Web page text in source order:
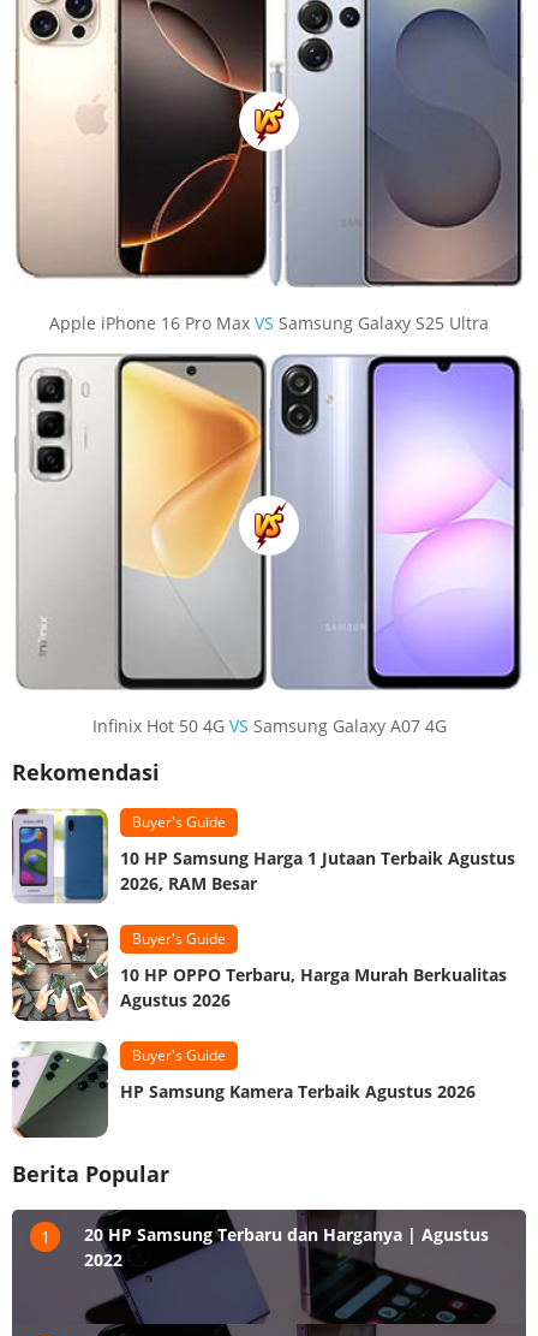
Apple iPhone 16 Pro Max VS Samsung Galaxy S25 Ultra
Infinix Hot 50 4G VS Samsung Galaxy A07 4G
Rekomendasi
Buyer's Guide
10 HP Samsung Harga 1 Jutaan Terbaik Agustus
2026, RAM Besar
Buyer's Guide
10 HP OPPO Terbaru, Harga Murah Berkualitas
Agustus 2026
Buyer's Guide
HP Samsung Kamera Terbaik Agustus 2026
Berita Popular
1
20 HP Samsung Terbaru dan Harganya | Agustus
2022